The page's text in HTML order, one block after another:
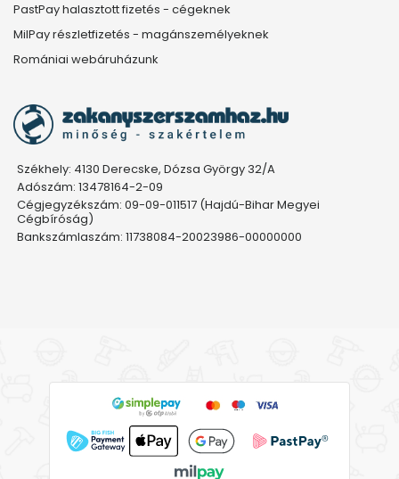
PastPay halasztott fizetés - cégeknek
MilPay részletfizetés - magánszemélyeknek
Romániai webáruházunk
Székhely: 4130 Derecske, Dózsa György 32/A
Adószám: 13478164-2-09
Cégjegyzékszám: 09-09-011517 (Hajdú-Bihar Megyei
Cégbíróság)
Bankszámlaszám: 11738084-20023986-00000000